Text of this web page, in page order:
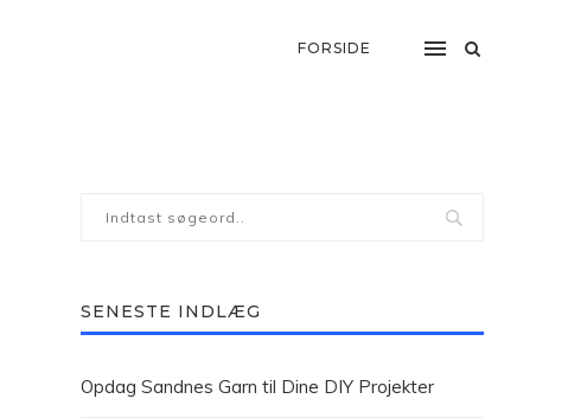
FORSIDE
SENESTE INDLÆG
Opdag Sandnes Garn til Dine DIY Projekter